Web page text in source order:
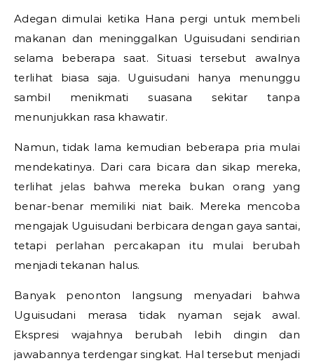
Adegan dimulai ketika Hana pergi untuk membeli
makanan dan meninggalkan Uguisudani sendirian
selama beberapa saat. Situasi tersebut awalnya
terlihat biasa saja. Uguisudani hanya menunggu
sambil menikmati suasana sekitar tanpa
menunjukkan rasa khawatir.
Namun, tidak lama kemudian beberapa pria mulai
mendekatinya. Dari cara bicara dan sikap mereka,
terlihat jelas bahwa mereka bukan orang yang
benar-benar memiliki niat baik. Mereka mencoba
mengajak Uguisudani berbicara dengan gaya santai,
tetapi perlahan percakapan itu mulai berubah
menjadi tekanan halus.
Banyak penonton langsung menyadari bahwa
Uguisudani merasa tidak nyaman sejak awal.
Ekspresi wajahnya berubah lebih dingin dan
jawabannya terdengar singkat. Hal tersebut menjadi